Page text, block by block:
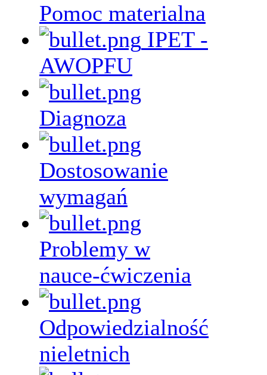
Pomoc materialna
IPET -
AWOPFU
Diagnoza
Dostosowanie
wymagań
Problemy w
nauce-ćwiczenia
Odpowiedzialność
nieletnich